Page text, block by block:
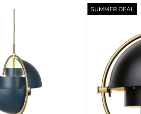
SUMMER DEAL